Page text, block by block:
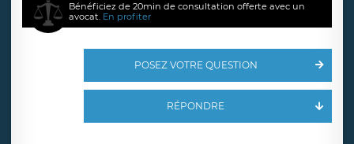
Bénéficiez de 20min de consultation offerte avec un
avocat. En profiter
POSEZ VOTRE QUESTION
RÉPONDRE